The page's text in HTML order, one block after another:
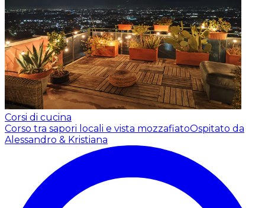
Corsi di cucina
Corso tra sapori locali e vista mozzafiatoOspitato da
Alessandro & Kristiana